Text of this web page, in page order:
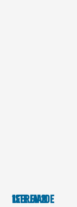
1ste en 2de leerjaar